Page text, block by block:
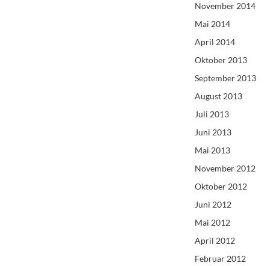
November 2014
Mai 2014
April 2014
Oktober 2013
September 2013
August 2013
Juli 2013
Juni 2013
Mai 2013
November 2012
Oktober 2012
Juni 2012
Mai 2012
April 2012
Februar 2012